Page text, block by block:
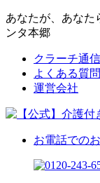
あなたが、あなた
ンタ本郷
クラーチ通信
よくある質問
運営会社
お電話での